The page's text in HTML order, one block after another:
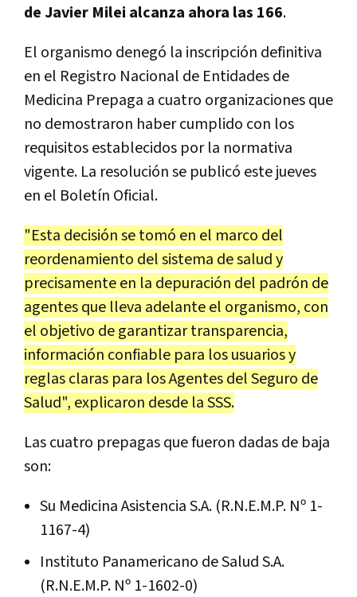
de Javier Milei alcanza ahora las 166.
El organismo denegó la inscripción definitiva
en el Registro Nacional de Entidades de
Medicina Prepaga a cuatro organizaciones que
no demostraron haber cumplido con los
requisitos establecidos por la normativa
vigente. La resolución se publicó este jueves
en el Boletín Oficial.
"Esta decisión se tomó en el marco del
reordenamiento del sistema de salud y
precisamente en la depuración del padrón de
agentes que lleva adelante el organismo, con
el objetivo de garantizar transparencia,
información confiable para los usuarios y
reglas claras para los Agentes del Seguro de
Salud", explicaron desde la SSS.
Las cuatro prepagas que fueron dadas de baja
son:
Su Medicina Asistencia S.A. (R.N.E.M.P. Nº 1-
1167-4)
Instituto Panamericano de Salud S.A.
(R.N.E.M.P. Nº 1-1602-0)